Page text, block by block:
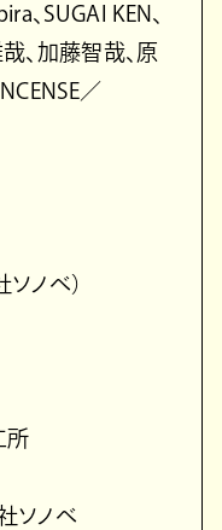
、SUGAI KEN、
、加藤智哉、原
／
ノベ）
所
ソノベ